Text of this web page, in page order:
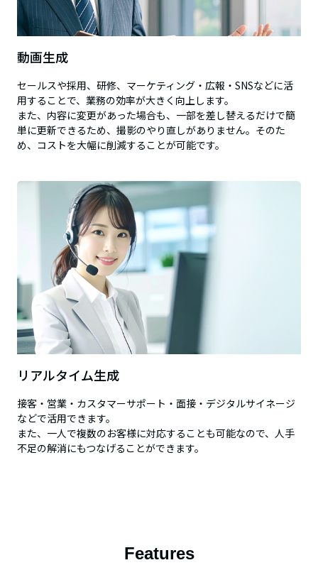
動画生成
セールスや採用、研修、マーケティング・広報・SNSなどに活
用することで、業務の効率が大きく向上します。
また、内容に変更があった場合も、一部を差し替えるだけで簡
単に更新できるため、撮影のやり直しがありません。そのた
め、コストを大幅に削減することが可能です。
リアルタイム生成
接客・営業・カスタマーサポート・面接・デジタルサイネージ
などで活用できます。
また、一人で複数のお客様に対応することも可能なので、人手
不足の解消にもつなげることができます。
Features